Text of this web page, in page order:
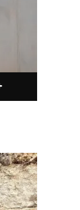
Ce produit a plusieurs variations. Les options peuvent être choisies sur la page du produit